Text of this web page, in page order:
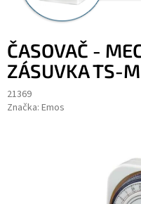
ČASOVAČ -
ZÁSUVKA TS-
21369
Značka: Emos